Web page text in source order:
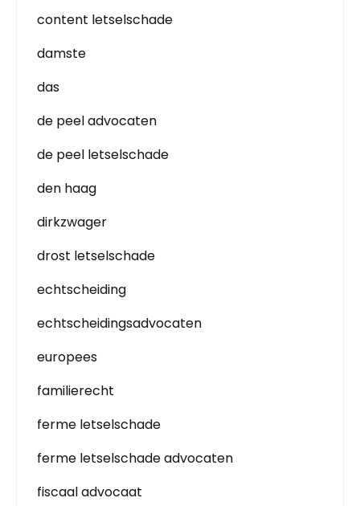
content letselschade
damste
das
de peel advocaten
de peel letselschade
den haag
dirkzwager
drost letselschade
echtscheiding
echtscheidingsadvocaten
europees
familierecht
ferme letselschade
ferme letselschade advocaten
fiscaal advocaat